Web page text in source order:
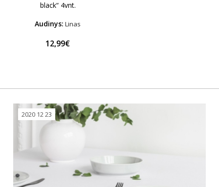
black“ 4vnt.
Audinys: Linas
12,99€
2020 12 23